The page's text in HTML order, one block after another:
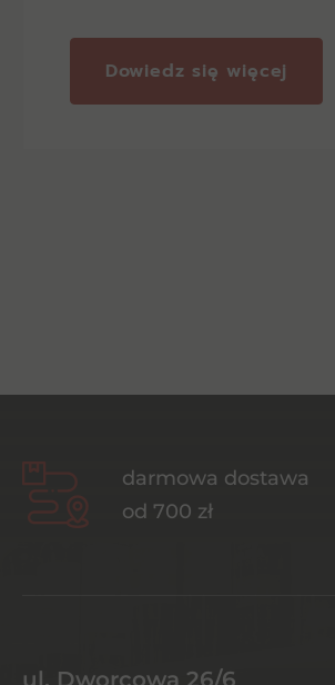
Dowiedz się więcej
darmowa dostawa
od 700 zł
ul. Dworcowa 26/6